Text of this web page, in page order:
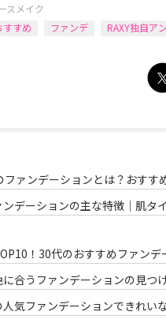
スメイク
すすめ ファンデ RAXY独自ア
ファンデーションとは？おすす
デーションの主な特徴｜肌タ
！30代のおすすめファンデ
に合うファンデーションの見つ
人気ファンデーションできれい